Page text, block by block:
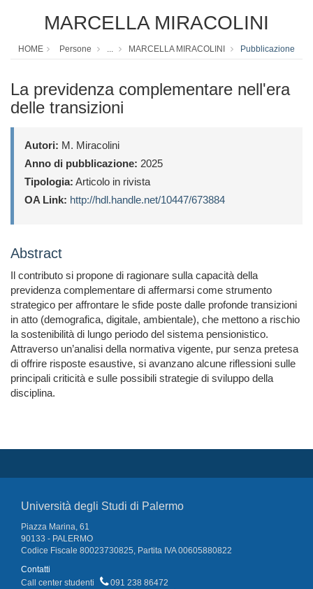
MARCELLA MIRACOLINI
HOME Persone ... MARCELLA MIRACOLINI Pubblicazione
La previdenza complementare nell'era
delle transizioni
Autori: M. Miracolini
Anno di pubblicazione: 2025
Tipologia: Articolo in rivista
OA Link: http://hdl.handle.net/10447/673884
Abstract
Il contributo si propone di ragionare sulla capacità della
previdenza complementare di affermarsi come strumento
strategico per affrontare le sfide poste dalle profonde transizioni
in atto (demografica, digitale, ambientale), che mettono a rischio
la sostenibilità di lungo periodo del sistema pensionistico.
Attraverso un’analisi della normativa vigente, pur senza pretesa
di offrire risposte esaustive, si avanzano alcune riflessioni sulle
principali criticità e sulle possibili strategie di sviluppo della
disciplina.
Università degli Studi di Palermo
Piazza Marina, 61
90133 - PALERMO
Codice Fiscale 80023730825, Partita IVA 00605880822
Contatti
Call center studenti
091 238 86472